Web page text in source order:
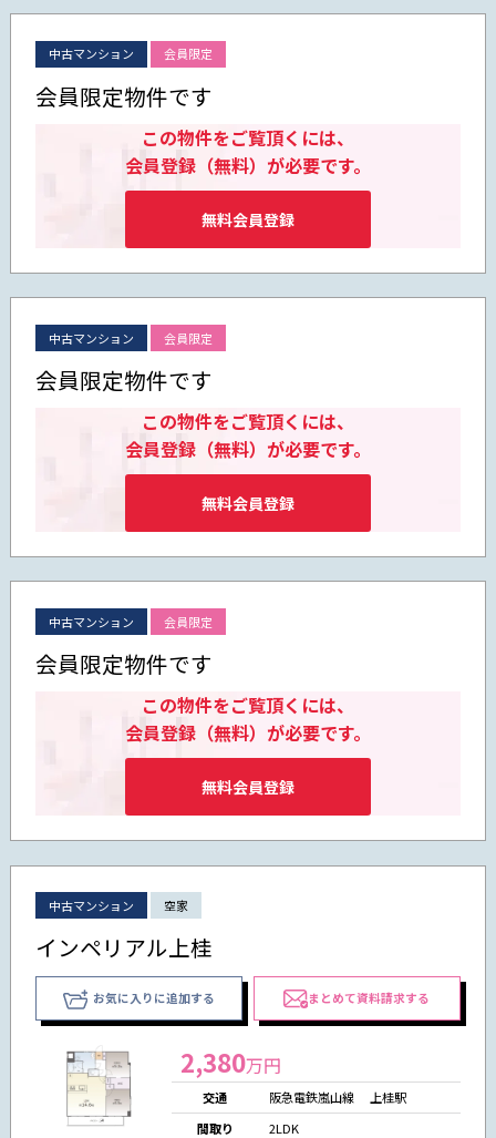
中古マンション 会員限定
会員限定物件です
この物件をご覧頂くには、
会員登録（無料）が必要です。
無料会員登録
中古マンション 会員限定
会員限定物件です
この物件をご覧頂くには、
会員登録（無料）が必要です。
無料会員登録
中古マンション 会員限定
会員限定物件です
この物件をご覧頂くには、
会員登録（無料）が必要です。
無料会員登録
中古マンション 空家
インペリアル上桂
お気に入りに追加する まとめて資料請求する
2,380万円
交通
阪急電鉄嵐山線 上桂駅
間取り
2LDK